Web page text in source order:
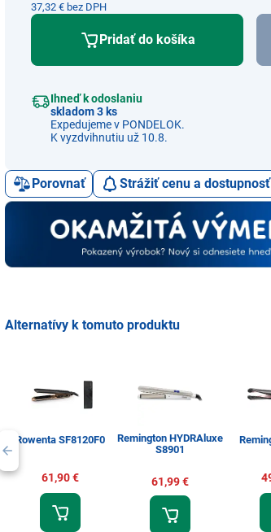
37,32 € bez DPH
Pridať do košíka
Ihneď k odoslaniu
skladom 3 ks
Expedujeme v PONDELOK.
K vyzdvihnutiu už 10.8.
Porovnať Strážiť cenu a dostupnosť
Alternatívy k tomuto produktu
Rowenta SF8120F0
61,90 €
Remington HYDRAluxe
S8901
61,99 €